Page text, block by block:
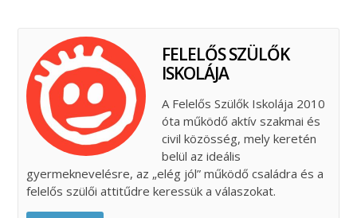
FELELŐS SZÜLŐK
ISKOLÁJA
A Felelős Szülők Iskolája 2010
óta működő aktív szakmai és
civil közösség, mely keretén
belül az ideális
gyermeknevelésre, az „elég jól” működő családra és a
felelős szülői attitűdre keressük a válaszokat.